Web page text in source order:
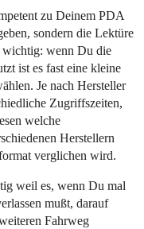
zu Deinem PDA
sondern die Lektüre
wichtig: wenn Du die
ist es fast eine kleine
Je nach Hersteller
Zugriffszeiten,
welche
Herstellern
verglichen wird.
weil es, wenn Du mal
mußt, darauf
Fahrweg